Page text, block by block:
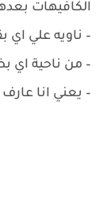
الكافيهات
– ناويه علي اي
– ‏من ناحية اي
– ‏يعني انا